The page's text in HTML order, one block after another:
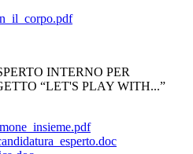
INTERNO PER
“LET'S PLAY WITH...”